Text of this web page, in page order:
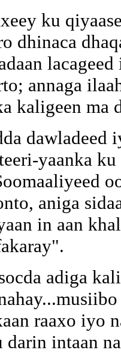
ku
dhinaca
annaga
kaligeen ma
dawladeed
yaanka
aniga
in aan
adiga
raaxo iyo
darin intaan